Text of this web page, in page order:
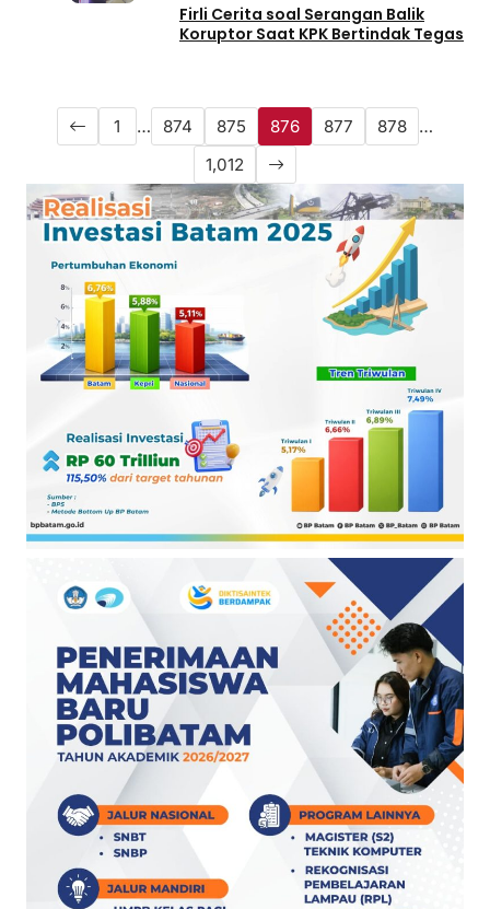
Firli Cerita soal Serangan Balik
Koruptor Saat KPK Bertindak Tegas
1 … 874 875 876 877 878
…
1,012